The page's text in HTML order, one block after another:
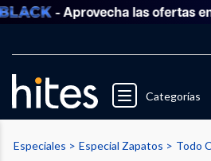
- Aprovecha las ofertas en
Categorías
Llegaste
Especiales Especial Zapatos Todo